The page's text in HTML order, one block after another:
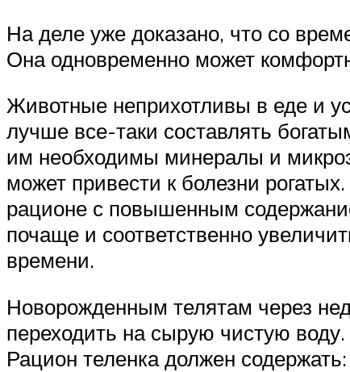
На деле уже доказано, что со
Она одновременно может
Животные неприхотливы в еде и
лучше все-таки составлять
им необходимы минералы и
может привести к болезни
рационе с повышенным
почаще и соответственно
времени.
Новорожденным телятам через
переходить на сырую чистую
Рацион теленка должен содержать: